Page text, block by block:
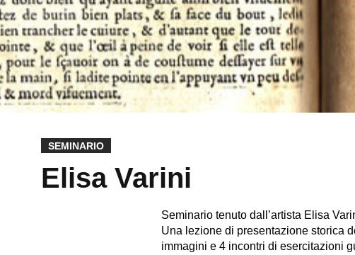
SEMINARIO
Elisa Varini
Seminario tenuto dall’artista Elisa
Una lezione di presentazione storica
immagini e 4 incontri di esercitazioni